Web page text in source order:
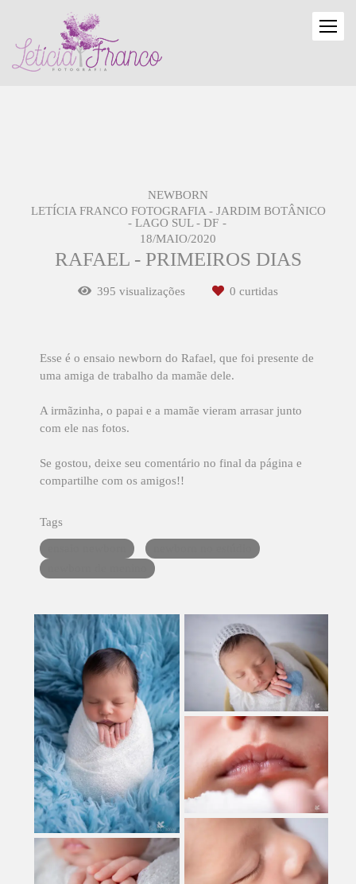
NEWBORN
LETÍCIA FRANCO FOTOGRAFIA - JARDIM BOTÂNICO
- LAGO SUL - DF
18/MAIO/2020
RAFAEL - PRIMEIROS DIAS
395 visualizações 0 curtidas
Esse é o ensaio newborn do Rafael, que foi presente de
uma amiga de trabalho da mamãe dele.
A irmãzinha, o papai e a mamãe vieram arrasar junto
com ele nas fotos.
Se gostou, deixe seu comentário no final da página e
compartilhe com os amigos!!
Tags